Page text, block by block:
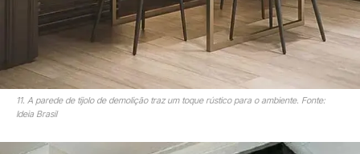
11. A parede de tijolo de demolição traz um toque rústico para o ambiente. Fonte:
Ideia Brasil